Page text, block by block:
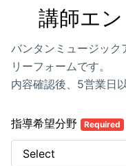
講師エ
バンタンミュージック
リーフォームです。
内容確認後、5営業日
指導希望分野 Required